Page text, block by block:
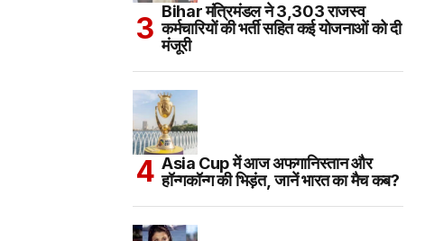
Bihar मंत्रिमंडल ने 3,303 राजस्व
कर्मचारियों की भर्ती सहित कई योजनाओं को दी
मंजूरी
Asia Cup में आज अफगानिस्तान और
हॉन्गकॉन्ग की भिड़ंत, जानें भारत का मैच कब?